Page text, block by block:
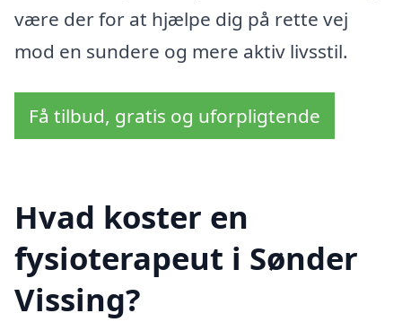
være der for at hjælpe dig på rette vej
mod en sundere og mere aktiv livsstil.
Få tilbud, gratis og uforpligtende
Hvad koster en
fysioterapeut i Sønder
Vissing?